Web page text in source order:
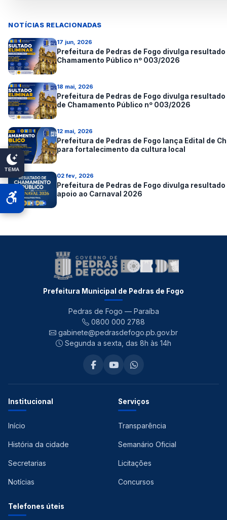
TEMA
NOTÍCIAS RELACIONADAS
17 jun, 2026
Prefeitura de Pedras de Fogo divulga
Chamamento Público nº 003/2026
18 mai, 2026
Prefeitura de Pedras de Fogo divulga
de Chamamento Público nº 003/2026
12 mai, 2026
Prefeitura de Pedras de Fogo lança Edital de
para fortalecimento da cultura local
02 fev, 2026
Prefeitura de Pedras de Fogo divulga
apoio ao Carnaval 2026
Prefeitura Municipal de Pedras de Fogo
Pedras de Fogo — Paraíba
0800 000 2788
gabinete@pedrasdefogo.pb.gov.br
Segunda a sexta, das 8h às 14h
Institucional
Início
História da cidade
Secretarias
Notícias
Serviços
Transparência
Semanário Oficial
Licitações
Concursos
Telefones úteis